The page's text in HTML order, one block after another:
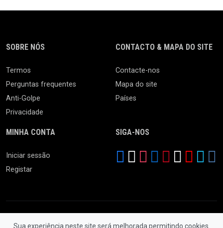
Sua experiência neste site será melhorada permitindo cookies.
SOBRE NÓS
Termos
Perguntas frequentes
Anti-Golpe
Privacidade
CONTACTO & MAPA DO SITE
Contacte-nos
Mapa do site
Países
MINHA CONTA
Iniciar sessão
Registar
SIGA-NOS